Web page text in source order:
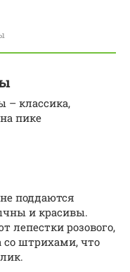
– классика,
пике
поддаются
и красивы.
лепестки розового,
со штрихами, что